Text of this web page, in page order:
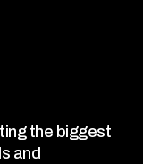
the biggest
and